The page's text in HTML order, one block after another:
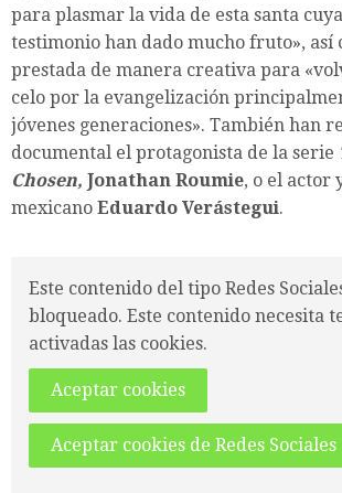
para plasmar la vida de esta santa
testimonio han dado mucho fruto», así
prestada de manera creativa para
celo por la evangelización
jóvenes generaciones». También han
documental el protagonista de la serie
Chosen, Jonathan Roumie, o el actor
mexicano Eduardo Verástegui.
Este contenido del tipo Redes
bloqueado. Este contenido necesita
activadas las cookies.
Aceptar cookies
Aceptar cookies de Redes Sociales